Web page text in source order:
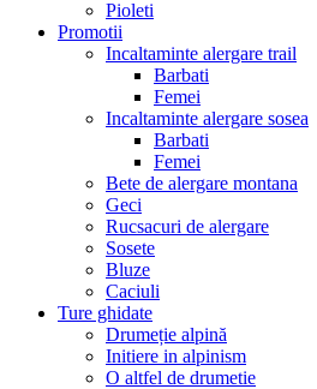
Pioleti
Promotii
Incaltaminte alergare trail
Barbati
Femei
Incaltaminte alergare sosea
Barbati
Femei
Bete de alergare montana
Geci
Rucsacuri de alergare
Sosete
Bluze
Caciuli
Ture ghidate
Drumeție alpină
Initiere in alpinism
O altfel de drumetie